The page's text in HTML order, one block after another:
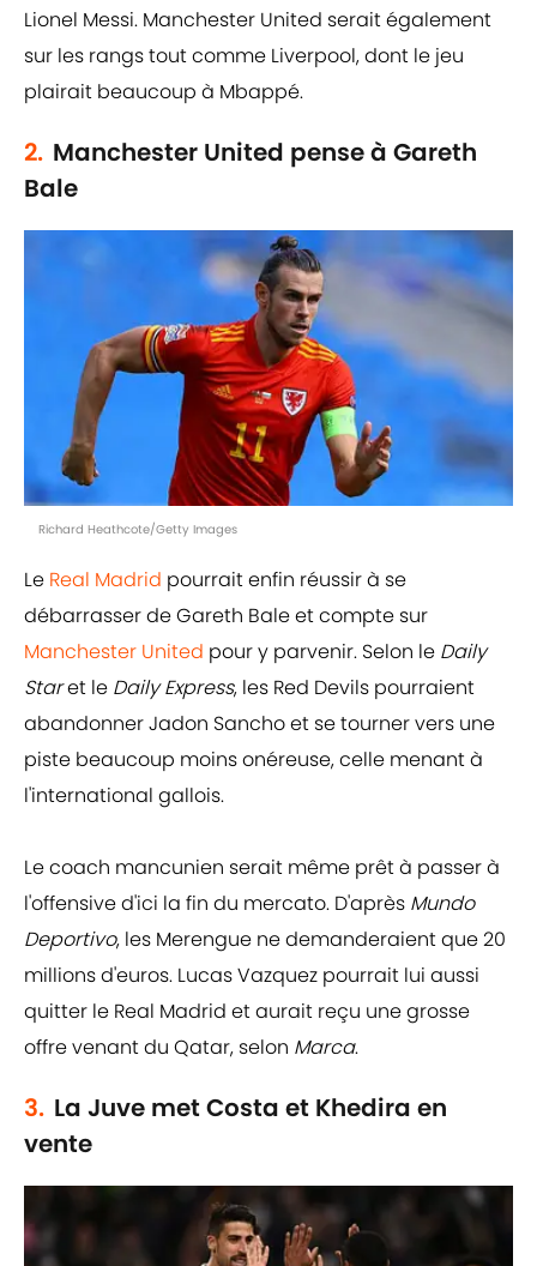
Lionel Messi. Manchester United serait également
sur les rangs tout comme Liverpool, dont le jeu
plairait beaucoup à Mbappé.
2. Manchester United pense à Gareth
Bale
Richard Heathcote/Getty Images
Le Real Madrid pourrait enfin réussir à se
débarrasser de Gareth Bale et compte sur
Manchester United pour y parvenir. Selon le Daily
Staret le Daily Express, les Red Devils pourraient
abandonner Jadon Sancho et se tourner vers une
piste beaucoup moins onéreuse, celle menant à
l'international gallois.
Le coach mancunien serait même prêt à passer à
l'offensive d'ici la fin du mercato. D'après Mundo
Deportivo, les Merengue ne demanderaient que 20
millions d'euros. Lucas Vazquez pourrait lui aussi
quitter le Real Madrid et aurait reçu une grosse
offre venant du Qatar, selon Marca.
3. La Juve met Costa et Khedira en
vente